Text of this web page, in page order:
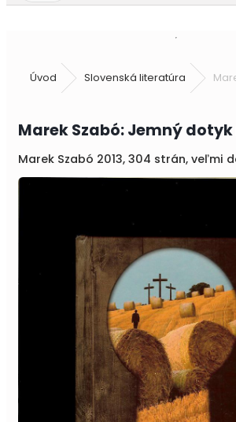
Úvod Slovenská literatúra
Marek Szabó: Jemný
Marek Szabó 2013, 304 strán, veľmi